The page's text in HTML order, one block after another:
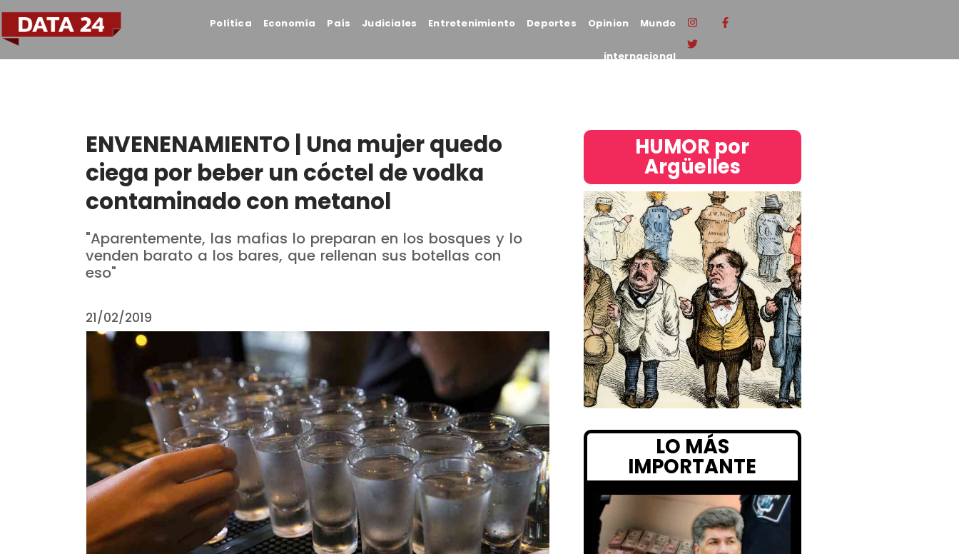
Política Economía País Judiciales Entretenimiento Deportes Opinion Mundo
internacional
ENVENENAMIENTO | Una mujer quedo
ciega por beber un cóctel de vodka
contaminado con metanol
"Aparentemente, las mafias lo preparan en los bosques y lo
venden barato a los bares, que rellenan sus botellas con
eso"
21/02/2019
HUMOR por
Argüelles​
LO MÁS
IMPORTANTE